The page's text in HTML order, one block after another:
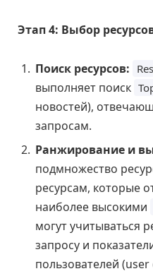
Этап 4: Выбор
Поиск ресурсов:
выполняет поиск
новостей),
запросам.
Ранжирование и
подмножество
ресурсам, которые
наиболее высокими
могут учитываться
запросу и
пользователей